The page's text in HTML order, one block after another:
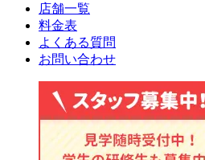
店舗一覧
料金表
よくある質問
お問い合わせ